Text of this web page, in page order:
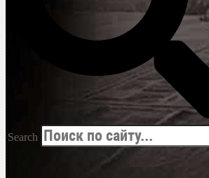
Search